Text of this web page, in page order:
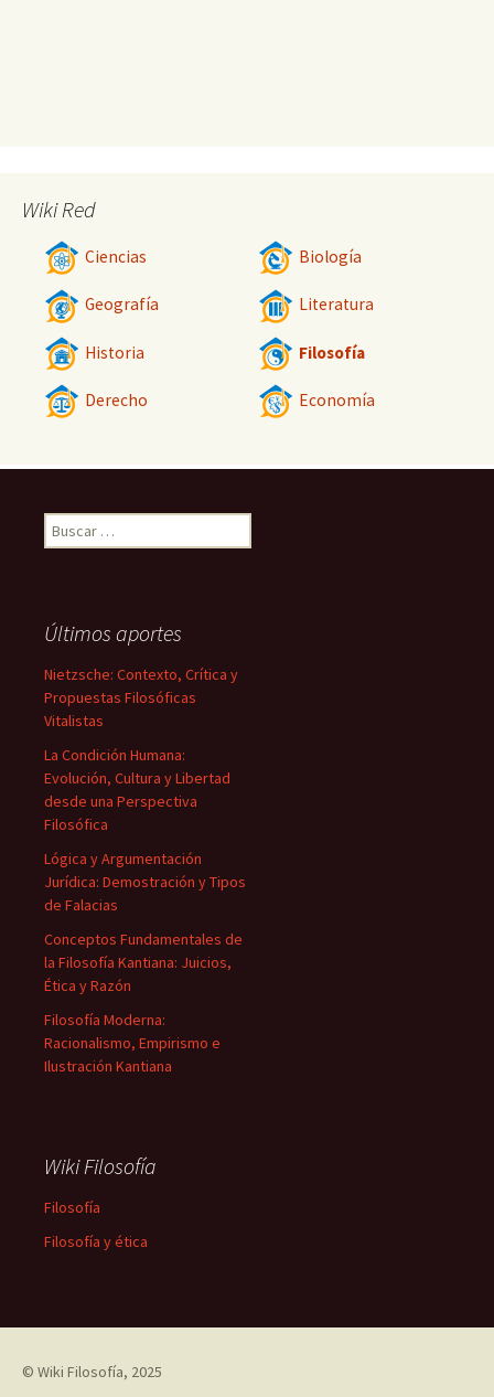
Wiki Red
Ciencias Biología
Geografía Literatura
Historia Filosofía
Derecho Economía
Buscar:
Últimos aportes
Nietzsche: Contexto, Crítica y
Propuestas Filosóficas
Vitalistas
La Condición Humana:
Evolución, Cultura y Libertad
desde una Perspectiva
Filosófica
Lógica y Argumentación
Jurídica: Demostración y Tipos
de Falacias
Conceptos Fundamentales de
la Filosofía Kantiana: Juicios,
Ética y Razón
Filosofía Moderna:
Racionalismo, Empirismo e
Ilustración Kantiana
Wiki Filosofía
Filosofía
Filosofía y ética
© Wiki Filosofía, 2025